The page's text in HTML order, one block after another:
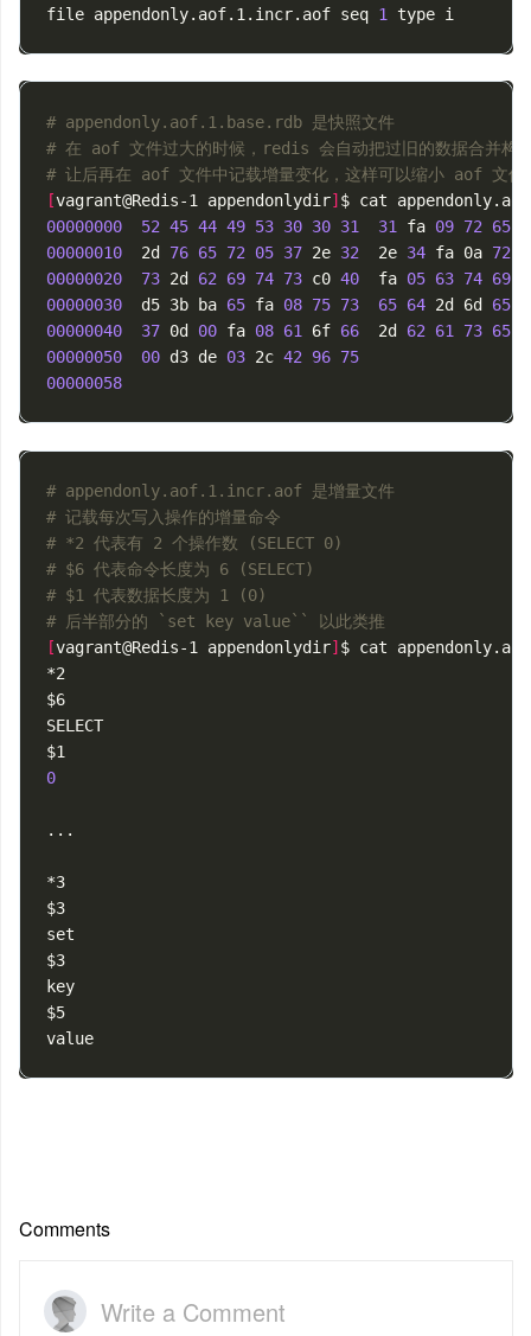
file appendonly.aof.1.incr.aof seq 1 type
# appendonly.aof.1.base.rdb 是快照文件
# 在 aof 文件过大的时候，redis 会自动把过旧的数据合并构
# 让后再在 aof 文件中记载增量变化，这样可以缩小 aof 文件
[vagrant@Redis-1 appendonlydir] $ cat
00000000
52 45 44 49 53 30 30 31 31 fa 09 72 65
00000010
  2d
76 65 72 05 37 2e 32
  2e
34 fa 0a 72
00000020
73 2d 62 69 74 73 c0 40
  fa
05 63 74 69
00000030
  d5 3b ba
65 fa 08 75 73 65 64 2d 6d 65
00000040
37 0d 00 fa 08 61 6f 66
  2d
62 61 73 65
00000050
00 d3 de 03 2c 42 96 75
00000058
# appendonly.aof.1.incr.aof 是增量文件
# 记载每次写入操作的增量命令
# *2 代表有 2 个操作数 (SELECT 0)
# $6 代表命令长度为 6 (SELECT)
# $1 代表数据长度为 1 (0)
# 后半部分的 `set key value`` 以此类推
[vagrant@Redis-1 appendonlydir] $ cat
$6
$1
0
...
$3
set
$3
$5
Comments
Write a Comment